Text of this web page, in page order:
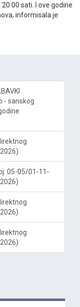
sati. I ove godine
informisala je
- sanskog
05-05/01-11-